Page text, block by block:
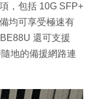
，包括 10G SFP+
均可享受極速有
還可支援
地的備援網路連